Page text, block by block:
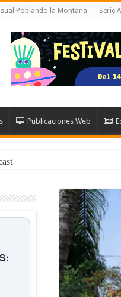
Poblando la Montaña Serie
Publicaciones Web